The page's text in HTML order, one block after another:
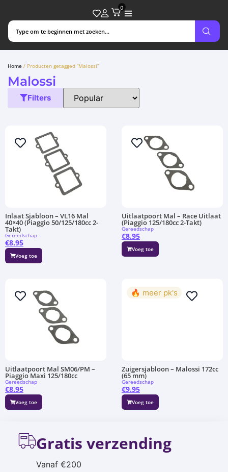
0
Home / Producten getagged “Malossi”
Malossi
Filters
Inlaat Sjabloon – VL16 Mal
40×40 (Piaggio 50/125/180cc 2-
Takt)
Gereedschap
Voeg toe
€8.95
Uitlaatpoort Mal – Race Uitlaat
(Piaggio 125/180cc 2-Takt)
Gereedschap
Voeg toe
€8.95
Uitlaatpoort Mal SM06/PM –
Piaggio Maxi 125/180cc
Gereedschap
Voeg toe
€8.95
🔥 meer pk's
Zuigersjabloon – Malossi 172cc
(65 mm)
Gereedschap
Voeg toe
€9.95
Gratis verzending
Vanaf €200